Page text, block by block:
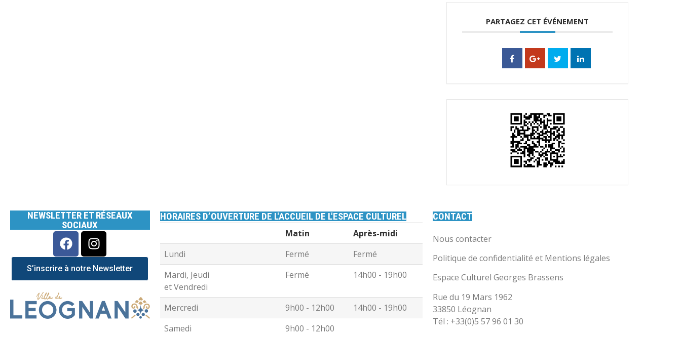
PARTAGEZ CET ÉVÉNEMENT
NEWSLETTER ET RÉSEAUX
SOCIAUX
S’inscrire à notre Newsletter
HORAIRES D’OUVERTURE DE L'ACCUEIL DE L'ESPACE CULTUREL
Matin
Après-midi
Lundi
Fermé
Fermé
Mardi, Jeudi
et Vendredi
Fermé 14h00 - 19h00
Mercredi 9h00 - 12h00
14h00 - 19h00
Samedi
9h00 - 12h00
CONTACT
Nous contacter
Politique de confidentialité et Mentions légales
Espace Culturel Georges Brassens
Rue du 19 Mars 1962
33850 Léognan
Tél : +33(0)5 57 96 01 30